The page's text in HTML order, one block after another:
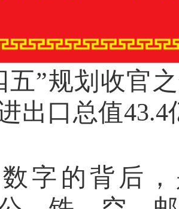
五”规划收官
出口总值
字的背后